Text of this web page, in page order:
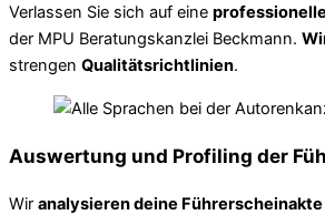
Verlassen Sie sich auf eine
der MPU Beratungskanzlei Beckmann.
strengen Qualitätsrichtlinien.
Auswertung und Profiling der
Wir analysieren deine Führerscheinakte